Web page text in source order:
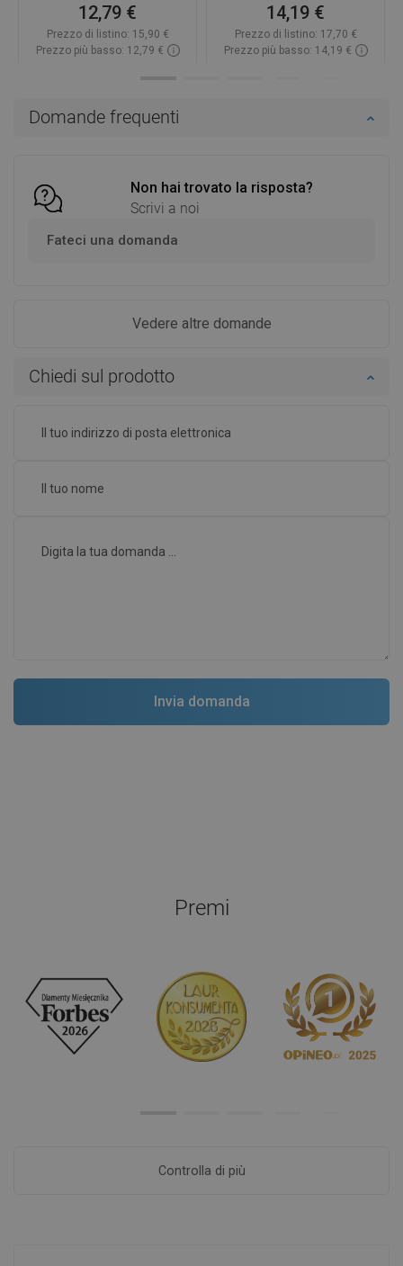
Domande frequenti
Non hai trovato la risposta?
Scrivi a noi
Fateci una domanda
Vedere altre domande
Chiedi sul prodotto
12,79 €
Prezzo di listino: 15,90 €
Prezzo più basso: 12,79 €
14,19 €
Prezzo di listino: 17,70 €
Prezzo più basso: 14,19 €
Premi
Controlla di più